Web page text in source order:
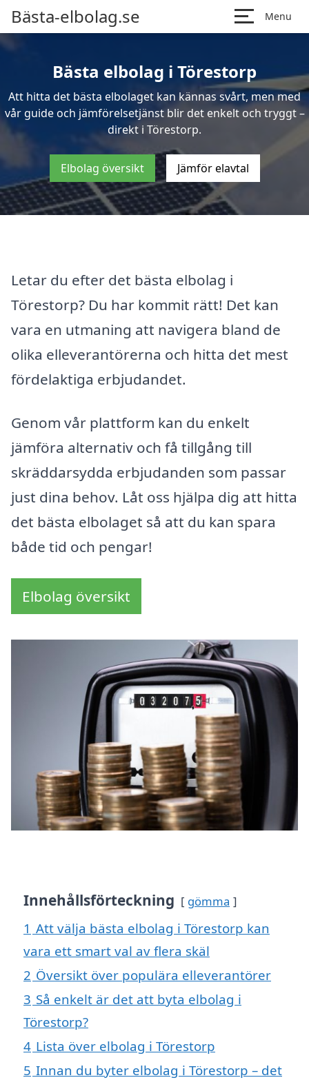
Bästa-elbolag.se Menu
Bästa elbolag i Törestorp
Att hitta det bästa elbolaget kan kännas svårt, men med
vår guide och jämförelsetjänst blir det enkelt och tryggt –
direkt i Törestorp.
Elbolag översikt Jämför elavtal
Letar du efter det bästa elbolag i
Törestorp? Du har kommit rätt! Det kan
vara en utmaning att navigera bland de
olika elleverantörerna och hitta det mest
fördelaktiga erbjudandet.
Genom vår plattform kan du enkelt
jämföra alternativ och få tillgång till
skräddarsydda erbjudanden som passar
just dina behov. Låt oss hjälpa dig att hitta
det bästa elbolaget så att du kan spara
både tid och pengar!
Elbolag översikt
Innehållsförteckning gömma
1 Att välja bästa elbolag i Törestorp kan
vara ett smart val av flera skäl
2 Översikt över populära elleverantörer
3 Så enkelt är det att byta elbolag i
Törestorp?
4 Lista över elbolag i Törestorp
5 Innan du byter elbolag i Törestorp – det